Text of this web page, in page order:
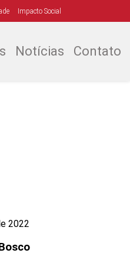
Impacto Social
Notícias Contato
2022